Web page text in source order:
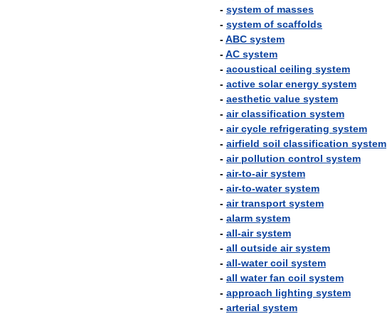
- system of masses
- system of scaffolds
-ABC system
-AC system
- acoustical ceiling system
- active solar energy system
- aesthetic value system
- air classification system
- air cycle refrigerating system
- airfield soil classification system
- air pollution control system
- air-to-air system
- air-to-water system
- air transport system
- alarm system
- all-air system
- all outside air system
- all-water coil system
- all water fan coil system
- approach lighting system
- arterial system